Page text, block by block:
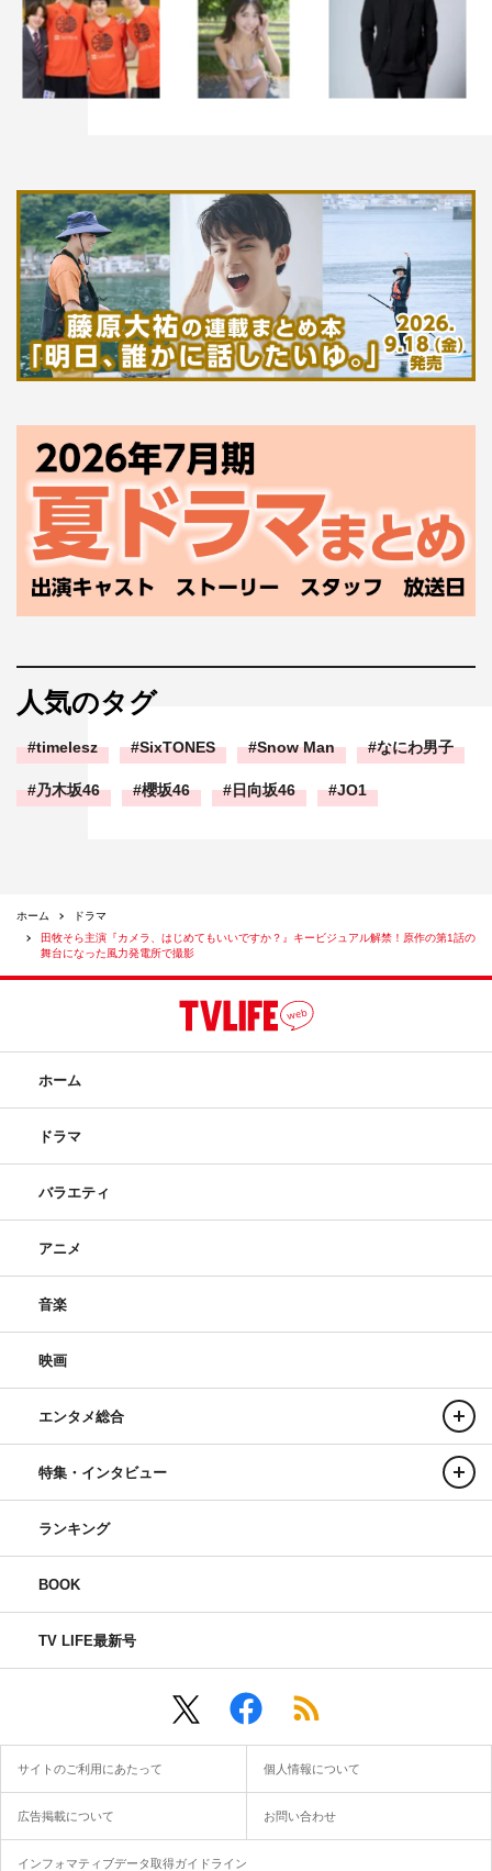
人気のタグ
timelesz SixTONES Snow Man なにわ男子
乃木坂46 櫻坂46 日向坂46 JO1
ホーム
ドラマ
田牧そら主演『カメラ、はじめてもいいですか？』キービジュアル解禁！原作の第1話の
舞台になった風力発電所で撮影
ホーム
ドラマ
バラエティ
アニメ
音楽
映画
エンタメ総合
特集・インタビュー
ランキング
BOOK
TV LIFE最新号
サイトのご利用にあたって 個人情報について
広告掲載について お問い合わせ
インフォマティブデータ取得ガイドライン